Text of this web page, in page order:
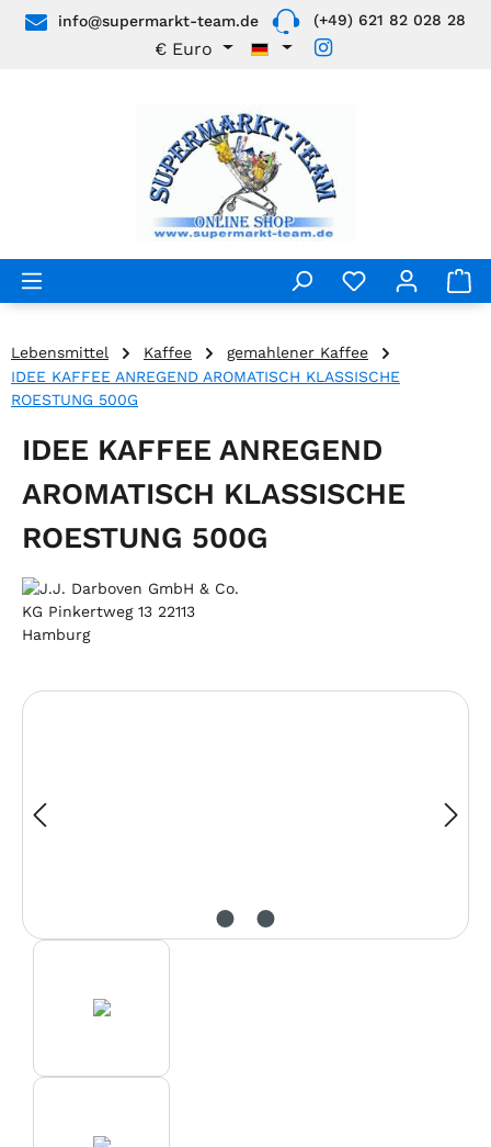
Zum Hauptinhalt springen
info@supermarkt-team.de (+49) 621 82 028 28
€ Euro
Lebensmittel Kaffee
gemahlener Kaffee
IDEE KAFFEE ANREGEND AROMATISCH KLASSISCHE
ROESTUNG 500G
IDEE KAFFEE ANREGEND
AROMATISCH KLASSISCHE
ROESTUNG 500G
Bildergalerie überspringen